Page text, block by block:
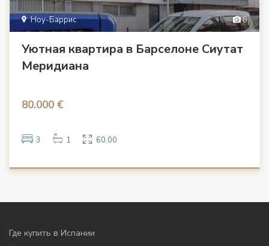
8
Ноу-Баррис
Уютная квартира в Барселоне Сиутат
Меридиана
80.000 €
3 1 60.00
Где купить в Испании